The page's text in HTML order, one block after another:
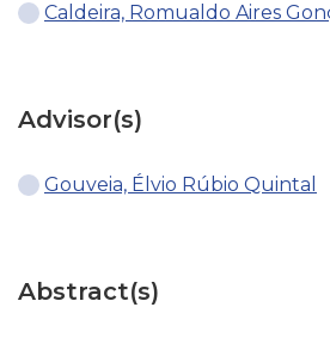
Caldeira, Romualdo Aires
Advisor(s)
Gouveia, Élvio Rúbio Quintal
Abstract(s)